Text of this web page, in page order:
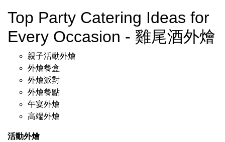
Top Party Catering Ideas for
Every Occasion - 雞尾酒外燴
親子活動外燴
外燴餐盒
外燴派對
外燴餐點
午宴外燴
高端外燴
活動外燴